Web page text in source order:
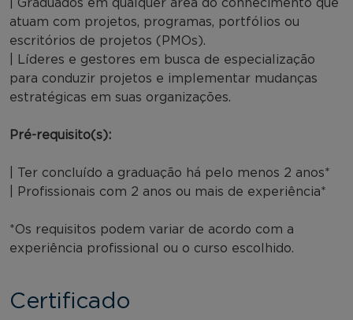
| Graduados em qualquer área do conhecimento que
atuam com projetos, programas, portfólios ou
escritórios de projetos (PMOs).
| Líderes e gestores em busca de especialização
para conduzir projetos e implementar mudanças
estratégicas em suas organizações.
Pré-requisito(s):
| Ter concluído a graduação há pelo menos 2 anos*
| Profissionais com 2 anos ou mais de experiência*
*Os requisitos podem variar de acordo com a
experiência profissional ou o curso escolhido.
Certificado